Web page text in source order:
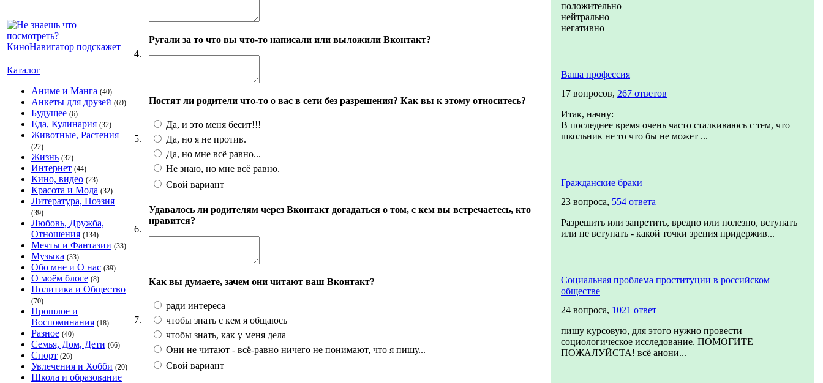
Каталог
Аниме и Манга (40)
Анкеты для друзей (69)
Будущее (6)
Еда, Кулинария (32)
Животные, Растения
(22)
Жизнь (32)
Интернет (44)
Кино, видео (23)
Красота и Мода (32)
Литература, Поэзия
(39)
Любовь, Дружба,
Отношения (134)
Мечты и Фантазии (33)
Музыка (33)
Обо мне и О нас (39)
О моём блоге (8)
Политика и Общество
(70)
Прошлое и
Воспоминания (18)
Разное (40)
Семья, Дом, Дети (66)
Спорт (26)
Увлечения и Хобби (20)
Школа и образование
4.
Ругали за то что вы что-то написали или выложили Вконтакт?
5.
Постят ли родители что-то о вас в сети без разрешения? Как вы к этому относитесь?
Да, и это меня бесит!!!
Да, но я не против.
Да, но мне всё равно...
Не знаю, но мне всё равно.
Свой вариант
6.
Удавалось ли родителям через Вконтакт догадаться о том, с кем вы встречаетесь, кто
нравится?
7.
Как вы думаете, зачем они читают ваш Вконтакт?
ради интереса
чтобы знать с кем я общаюсь
чтобы знать, как у меня дела
Они не читают - всё-равно ничего не понимают, что я пишу...
Свой вариант
положительно
нейтрально
негативно
Ваша профессия
17 вопросов, 267 ответов
Итак, начну:
В последнее время очень часто сталкиваюсь с тем, что
школьник не то что бы не может ...
Гражданские браки
23 вопроса, 554 ответа
Разрешить или запретить, вредно или полезно, вступать
или не вступать - какой точки зрения придержив...
Социальная проблема проституции в российском
обществе
24 вопроса, 1021 ответ
пишу курсовую, для этого нужно провести
социологическое исследование. ПОМОГИТЕ
ПОЖАЛУЙСТА! всё анони...